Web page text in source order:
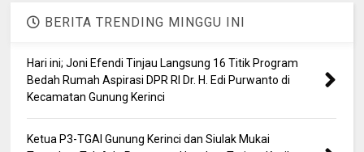
BERITA TRENDING MINGGU INI
Hari ini; Joni Efendi Tinjau Langsung 16 Titik Program
Bedah Rumah Aspirasi DPR RI Dr. H. Edi Purwanto di
Kecamatan Gunung Kerinci
Ketua P3-TGAI Gunung Kerinci dan Siulak Mukai